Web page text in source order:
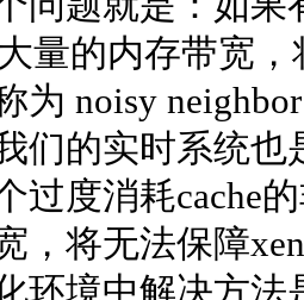
量的内存带宽
为 noisy
的实时系统也
过度消耗cache
，将无法保障
境中解决方法